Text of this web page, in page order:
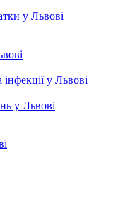
у Львові
у Львові
у Львові